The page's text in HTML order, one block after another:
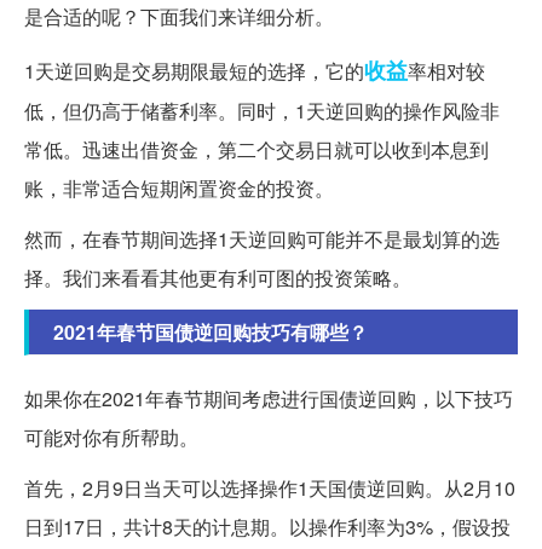
是合适的呢？下面我们来详细分析。
1天逆回购是交易期限最短的选择，它的收益率相对较
低，但仍高于储蓄利率。同时，1天逆回购的操作风险非
常低。迅速出借资金，第二个交易日就可以收到本息到
账，非常适合短期闲置资金的投资。
然而，在春节期间选择1天逆回购可能并不是最划算的选
择。我们来看看其他更有利可图的投资策略。
2021年春节国债逆回购技巧有哪些？
如果你在2021年春节期间考虑进行国债逆回购，以下技巧
可能对你有所帮助。
首先，2月9日当天可以选择操作1天国债逆回购。从2月10
日到17日，共计8天的计息期。以操作利率为3%，假设投